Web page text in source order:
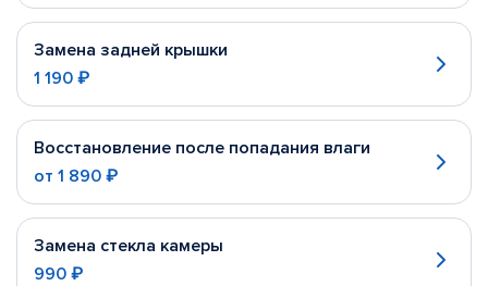
Замена задней крышки
1 190 ₽
Восстановление после попадания влаги
от 1 890 ₽
Замена стекла камеры
990 ₽